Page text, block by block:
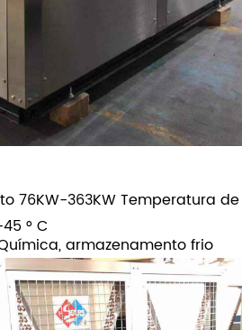
76KW-363KW Temperatura de
° C
armazenamento frio